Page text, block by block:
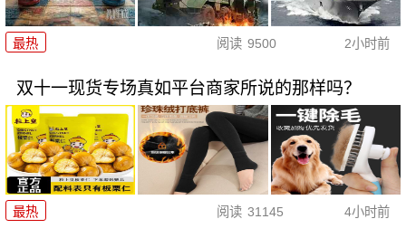
最热 阅读 9500 2小时前
双十一现货专场真如平台商家所说的那样吗？
最热 阅读 31145 4小时前